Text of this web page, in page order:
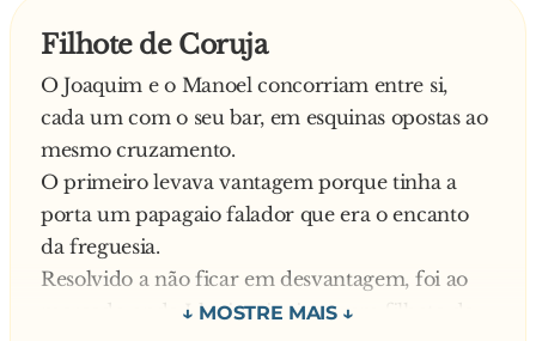
Filhote de Coruja
O Joaquim e o Manoel concorriam entre si,
cada um com o seu bar, em esquinas opostas ao
mesmo cruzamento.
O primeiro levava vantagem porque tinha a
porta um papagaio falador que era o encanto
da freguesia.
Resolvido a não ficar em desvantagem, foi ao
mercado onde Lhe impingiram um filhote de